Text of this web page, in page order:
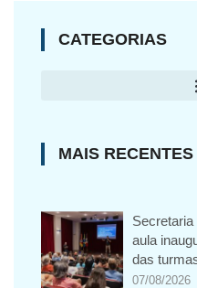
CATEGORIAS
MAIS RECENTES
aula
das
07/08/2026